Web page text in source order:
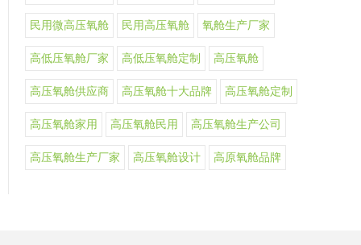
民用微高压氧舱 民用高压氧舱 氧舱生产厂家
高低压氧舱厂家 高低压氧舱定制 高压氧舱
高压氧舱供应商 高压氧舱十大品牌 高压氧舱定制
高压氧舱家用 高压氧舱民用 高压氧舱生产公司
高压氧舱生产厂家 高压氧舱设计 高原氧舱品牌